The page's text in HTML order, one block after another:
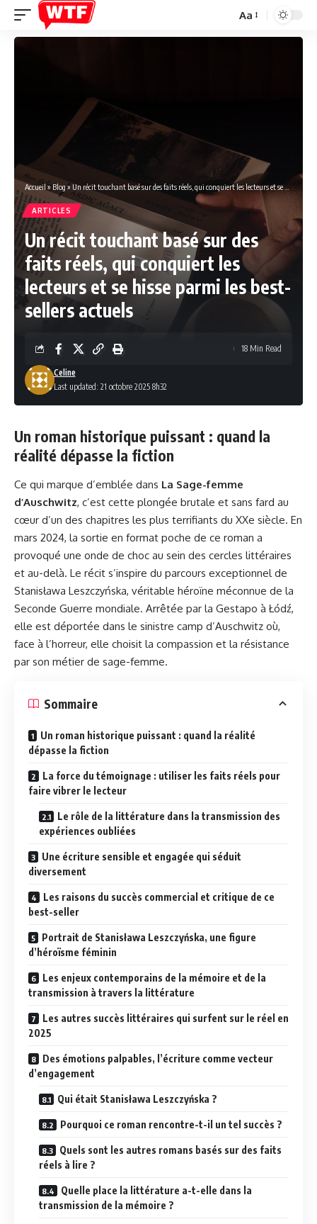
Font
Resizer
Aa
Accueil »Blog» Un récit touchant basé sur des faits réels, qui conquiert les lecteurs et se hisse parmi les best-sellers actuels
ARTICLES
Un récit touchant basé sur des
faits réels, qui conquiert les
lecteurs et se hisse parmi les best-
sellers actuels
Last updated: 21 octobre 2025 8h32
Celine
18 Min Read
Un roman historique puissant : quand la
réalité dépasse la fiction
Ce qui marque d’emblée dans La Sage-femme
d’Auschwitz, c’est cette plongée brutale et sans fard au
cœur d’un des chapitres les plus terrifiants du XXe siècle. En
mars 2024, la sortie en format poche de ce roman a
provoqué une onde de choc au sein des cercles littéraires
et au-delà. Le récit s’inspire du parcours exceptionnel de
Stanisława Leszczyńska, véritable héroïne méconnue de la
Seconde Guerre mondiale. Arrêtée par la Gestapo à Łódź,
elle est déportée dans le sinistre camp d’Auschwitz où,
face à l’horreur, elle choisit la compassion et la résistance
par son métier de sage-femme.
Sommaire
Un roman historique puissant : quand la réalité
dépasse la fiction
La force du témoignage : utiliser les faits réels pour
faire vibrer le lecteur
Le rôle de la littérature dans la transmission des
expériences oubliées
Une écriture sensible et engagée qui séduit
diversement
Les raisons du succès commercial et critique de ce
best-seller
Portrait de Stanisława Leszczyńska, une figure
d’héroïsme féminin
Les enjeux contemporains de la mémoire et de la
transmission à travers la littérature
Les autres succès littéraires qui surfent sur le réel en
2025
Des émotions palpables, l’écriture comme vecteur
d’engagement
Qui était Stanisława Leszczyńska ?
Pourquoi ce roman rencontre-t-il un tel succès ?
Quels sont les autres romans basés sur des faits
réels à lire ?
Quelle place la littérature a-t-elle dans la
transmission de la mémoire ?